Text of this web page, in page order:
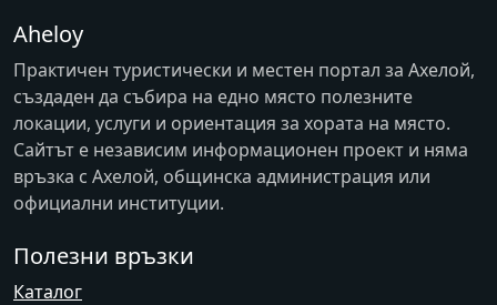
Aheloy
Практичен туристически и местен портал за Ахелой,
създаден да събира на едно място полезните
локации, услуги и ориентация за хората на място.
Сайтът е независим информационен проект и няма
връзка с Ахелой, общинска администрация или
официални институции.
Полезни връзки
Каталог